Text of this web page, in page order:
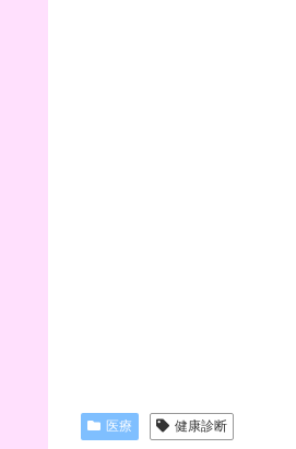
医療 健康診断